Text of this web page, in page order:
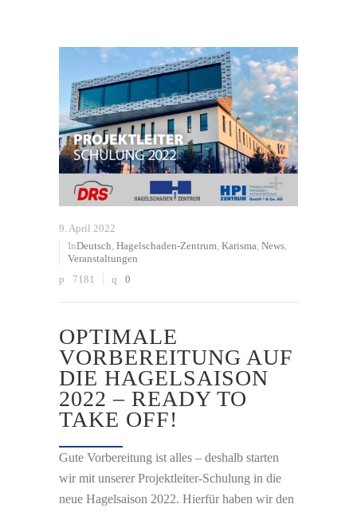
9. April 2022
InDeutsch, Hagelschaden-Zentrum, Karisma, News,
Veranstaltungen
7181
0
OPTIMALE
VORBEREITUNG AUF
DIE HAGELSAISON
2022 – READY TO
TAKE OFF!
Gute Vorbereitung ist alles – deshalb starten
wir mit unserer Projektleiter-Schulung in die
neue Hagelsaison 2022. Hierfür haben wir den